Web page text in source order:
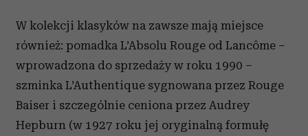
W kolekcji klasyków na zawsze mają miejsce
również: pomadka L’Absolu Rouge od Lancôme –
wprowadzona do sprzedaży w roku 1990 –
szminka L’Authentique sygnowana przez Rouge
Baiser i szczególnie ceniona przez Audrey
Hepburn (w 1927 roku jej oryginalną formułę